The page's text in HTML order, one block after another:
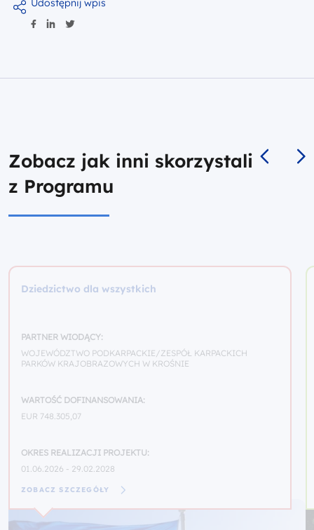
Udostępnij wpis
Zobacz jak inni skorzystali
z Programu
Dziedzictwo dla wszystkich
PARTNER WIODĄCY:
WOJEWÓDZTWO PODKARPACKIE/ZESPÓŁ KARPACKICH
PARKÓW KRAJOBRAZOWYCH W KROŚNIE
WARTOŚĆ DOFINANSOWANIA:
EUR 748.305,07
OKRES REALIZACJI PROJEKTU:
01.06.2026 - 29.02.2028
ZOBACZ SZCZEGÓŁY